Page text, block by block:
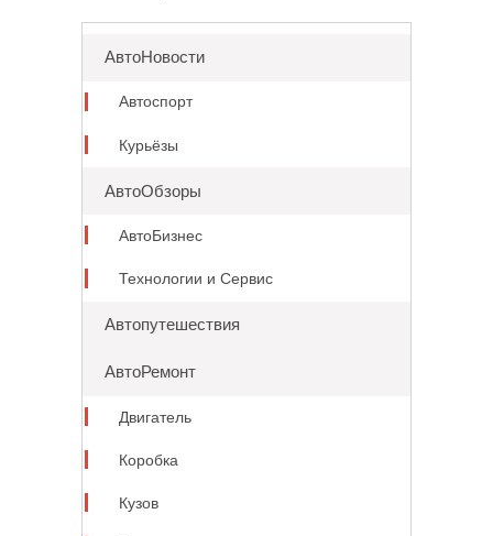
АвтоНовости
Автоспорт
Курьёзы
АвтоОбзоры
АвтоБизнес
Технологии и Сервис
Автопутешествия
АвтоРемонт
Двигатель
Коробка
Кузов